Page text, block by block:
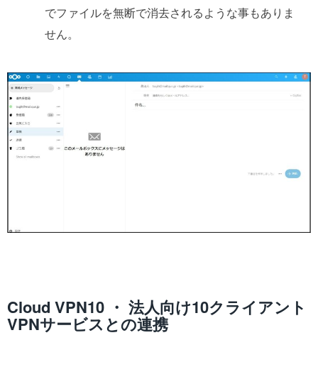
でファイルを無断で消去されるような事もありま
せん。
Cloud VPN10 ・ 法人向け10クライアント
VPNサービスとの連携